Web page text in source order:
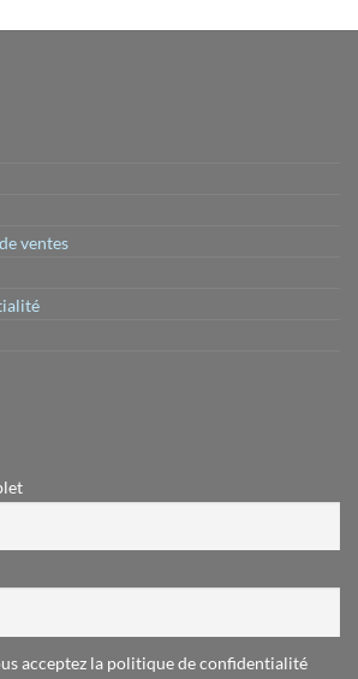
ventes
acceptez la politique de confidentialité